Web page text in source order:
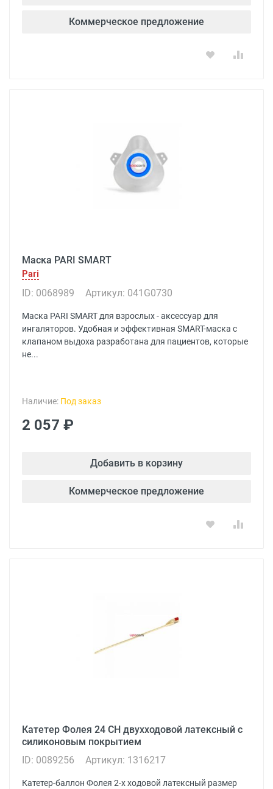
Коммерческое предложение
Маска PARI SMART
Pari
ID: 0068989 Артикул: 041G0730
Маска PARI SMART для взрослых - аксессуар для
ингаляторов. Удобная и эффективная SMART-маска с
клапаном выдоха разработана для пациентов, которые
не...
Наличие: Под заказ
2 057 ₽
Добавить в корзину
Коммерческое предложение
Катетер Фолея 24 CH двухходовой латексный с
силиконовым покрытием
ID: 0089256
Артикул: 1316217
Катетер-баллон Фолея 2-х ходовой латексный размер